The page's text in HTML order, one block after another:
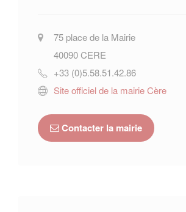
75 place de la Mairie
40090CERE
+33 (0)5.58.51.42.86
Site officiel de la mairie Cère
Contacter la mairie